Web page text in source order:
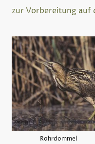
zur Vorbereitung auf
Rohrdommel